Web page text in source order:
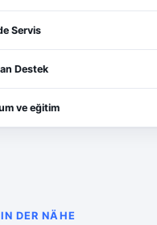
Servis
Destek
ve eğitim
DER NÄHE